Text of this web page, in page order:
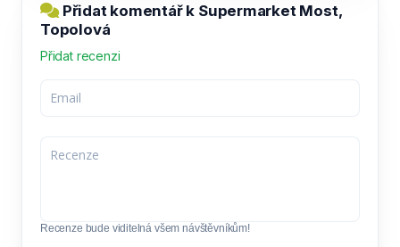
Přidat komentář k Supermarket Most,
Topolová
Přidat recenzi
Recenze bude viditelná všem návštěvníkům!